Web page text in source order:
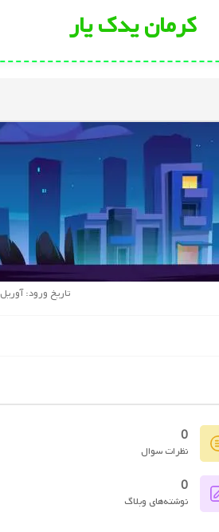
کرمان یدک یار
تاریخ ورود: آوریل 18, 2025
0
نظرات سوال
0
نوشته‌های وبلاگ